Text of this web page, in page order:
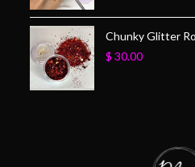
Chunky Glitter
$ 30.00